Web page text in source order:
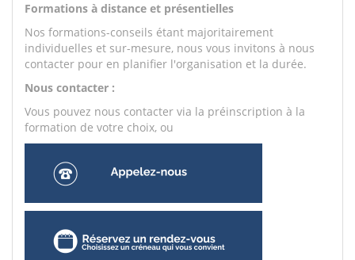
Formations à distance et présentielles
Nos formations-conseils étant majoritairement
individuelles et sur-mesure, nous vous invitons à nous
contacter pour en planifier l'organisation et la durée.
Nous contacter :
Vous pouvez nous contacter via la préinscription à la
formation de votre choix, ou